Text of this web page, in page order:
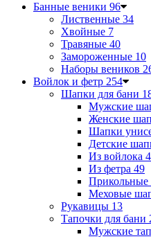
Банные веники 96
Лиственные 34
Хвойные 7
Травяные 40
Замороженные 10
Наборы веников
Войлок и фетр 254
Шапки для бани
Мужские
Женские
Шапки
Детские
Из войлока
Из фетра 49
Прикольные
Меховые
Рукавицы 13
Тапочки для бани
Мужские